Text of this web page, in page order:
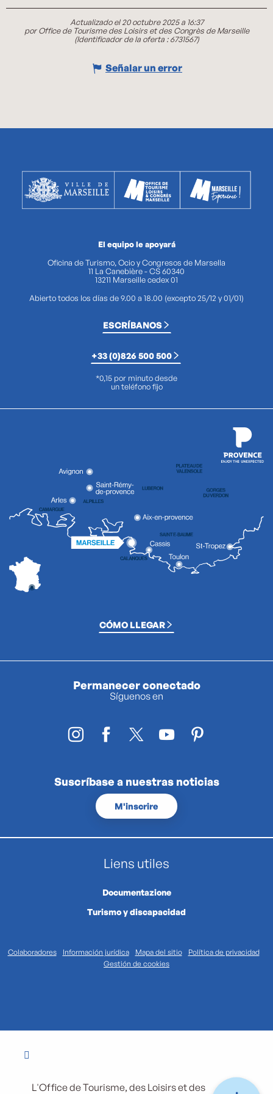
Actualizado el 20 octubre 2025 a 16:37
por Office de Tourisme des Loisirs et des Congrès de Marseille
(Identificador de la oferta :6731567)
Señalar un error
El equipo le apoyará
Oficina de Turismo, Ocio y Congresos de Marsella
11 La Canebière - CS 60340
13211 Marseille cedex 01
Abierto todos los días de 9.00 a 18.00 (excepto 25/12 y 01/01)
ESCRÍBANOS
+33 (0)826 500 500
*0,15 por minuto desde
un teléfono fijo
CÓMO LLEGAR
Permanecer conectado
Síguenos en
Suscríbase a nuestras noticias
M'inscrire
Liens utiles
Documentazione
Turismo y discapacidad
Colaboradores Información jurídica Mapa del sitio
Política de privacidad
Gestión de cookies
L'Office de Tourisme, des Loisirs et des